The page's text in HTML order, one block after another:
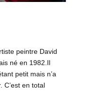
peintre David
né en 1982.Il
petit mais n’a
C’est en total